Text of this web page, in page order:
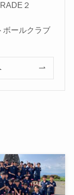
２
ボールクラブ